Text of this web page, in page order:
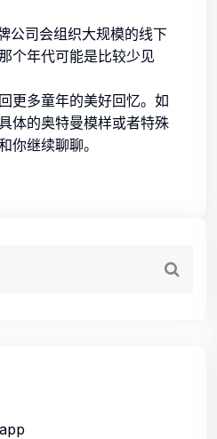
公司会组织大规模的线下
个年代可能是比较少见
更多童年的美好回忆。如
体的奥特曼模样或者特殊
你继续聊聊。